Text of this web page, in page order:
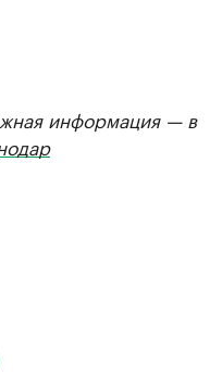
информация — в